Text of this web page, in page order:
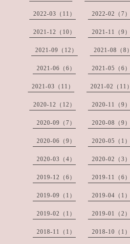
2022-03（11） 2022-02（7）
2021-12（10） 2021-11（9）
2021-09（12） 2021-08（8）
2021-06（6） 2021-05（6）
2021-03（11） 2021-02（11）
2020-12（12） 2020-11（9）
2020-09（7） 2020-08（9）
2020-06（9） 2020-05（1）
2020-03（4） 2020-02（3）
2019-12（6） 2019-11（6）
2019-09（1） 2019-04（1）
2019-02（1） 2019-01（2）
2018-11（1） 2018-10（1）